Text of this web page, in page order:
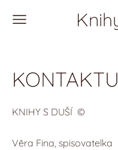
KNIHY S DUŠÍ ©
Věra Fina, spisovatelka